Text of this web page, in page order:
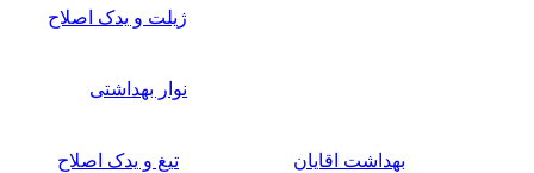
ژیلت و یدک اصلاح
نوار بهداشتی
بهداشت اقایان تیغ و یدک اصلاح